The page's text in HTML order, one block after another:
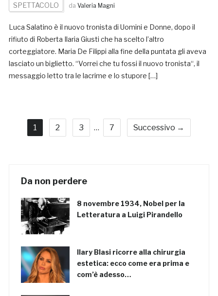
SPETTACOLO da Valeria Magni
Luca Salatino è il nuovo tronista di Uomini e Donne, dopo il
rifiuto di Roberta Ilaria Giusti che ha scelto l’altro
corteggiatore. Maria De Filippi alla fine della puntata gli aveva
lasciato un biglietto. “Vorrei che tu fossi il nuovo tronista“, il
messaggio letto tra le lacrime e lo stupore […]
1 2 3 … 7 Successivo →
Da non perdere
8 novembre 1934, Nobel per la
Letteratura a Luigi Pirandello
Ilary Blasi ricorre alla chirurgia
estetica: ecco come era prima e
com’è adesso…